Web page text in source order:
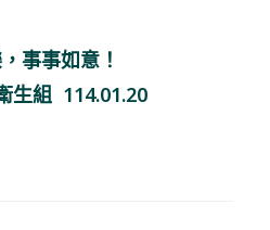
事事如意！
114.01.20